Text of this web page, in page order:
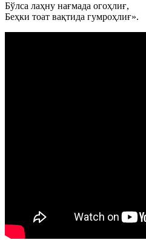
Бўлса лаҳну нағмада огоҳлиғ,
Беҳки тоат вақтида гумроҳлиғ».